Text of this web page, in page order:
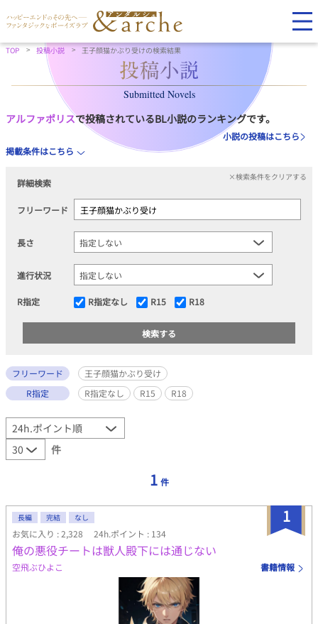
TOP 投稿小説 王子顔猫かぶり受けの検索結果
Submitted Novels
アルファポリスで投稿されているBL小説のランキングです。
小説の投稿はこちら
掲載条件はこちら
詳細検索
×検索条件をクリアする
フリーワード
長さ
進行状況
R指定 R指定なし R15 R18
フリーワード
王子顔猫かぶり受け
R指定
R指定なし R15 R18
件
1 件
1
長編 完結 なし
お気に入り : 2,328 24h.ポイント : 134
俺の悪役チートは獣人殿下には通じない
空飛ぶひよこ 書籍情報